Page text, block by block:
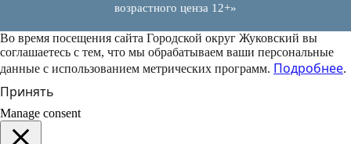
возрастного ценза 12+»
Во время посещения сайта Городской округ Жуковский вы
соглашаетесь с тем, что мы обрабатываем ваши персональные
данные с использованием метрических программ. Подробнее.
Принять
Manage consent